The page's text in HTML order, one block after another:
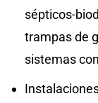
sépticos-
trampas de
sistemas